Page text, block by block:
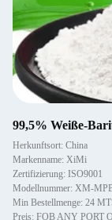
99,5% Weiße-
Herkunftsort: China
Markenname: XiMi
Zertifizierung: ISO9001
Modellnummer: XM-
Min Bestellmenge: 24
Preis: FOB ANY PORT